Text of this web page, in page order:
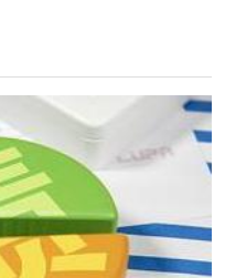
其实这些问题都是因为这
人喘不过气，只能靠网贷
录也变得 ...